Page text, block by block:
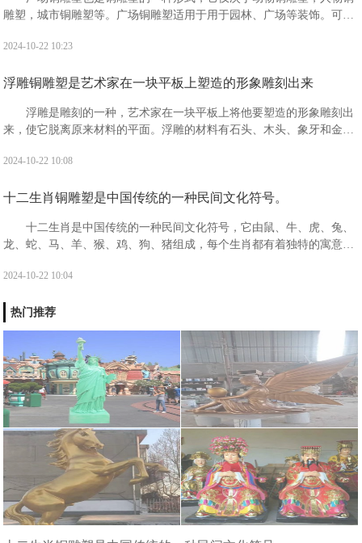
雕塑，城市铜雕塑等。广场铜雕塑适用于用于园林、广场等装饰。可供
2024-10-22 10:23
浮雕铜雕塑是艺术家在一块平板上塑造的形象雕刻出来
浮雕是雕刻的一种，艺术家在一块平板上将他要塑造的形象雕刻出
来，使它脱离原来材料的平面。浮雕的材料有石头、木头、象牙和金属
时也指表现形式。
2024-10-22 10:08
十二生肖铜雕塑是中国传统的一种民间文化符号。
十二生肖是中国传统的一种民间文化符号，它由鼠、牛、虎、兔、
龙、蛇、马、羊、猴、鸡、狗、猪组成，每个生肖都有着独特的寓意和
子孙繁衍，家业兴旺的象征。有生生不息，繁盛不衰之吉祥寓意。
2024-10-22 10:04
热门推荐